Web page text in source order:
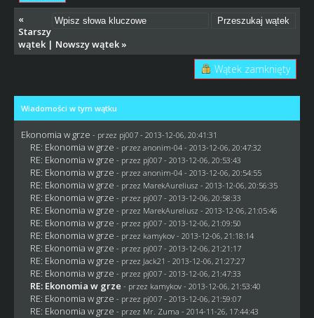
«
Starszy
wątek| Nowszy wątek»
Wątek zamknięty
Wiadomości w tym wątku
Ekonomia w grze - przez pj007- 2013-12-06, 20:41:31
RE: Ekonomia w grze - przez anonim-04 - 2013-12-06, 20:47:32
RE: Ekonomia w grze - przez pj007- 2013-12-06, 20:53:43
RE: Ekonomia w grze - przez anonim-04 - 2013-12-06, 20:54:55
RE: Ekonomia w grze - przez MarekAureliusz - 2013-12-06, 20:56:35
RE: Ekonomia w grze - przez pj007- 2013-12-06, 20:58:33
RE: Ekonomia w grze - przez MarekAureliusz - 2013-12-06, 21:05:46
RE: Ekonomia w grze - przez pj007- 2013-12-06, 21:09:50
RE: Ekonomia w grze - przez kamykov- 2013-12-06, 21:18:14
RE: Ekonomia w grze - przez pj007- 2013-12-06, 21:21:17
RE: Ekonomia w grze - przez Jack21 - 2013-12-06, 21:27:27
RE: Ekonomia w grze - przez pj007- 2013-12-06, 21:47:33
RE: Ekonomia w grze - przez kamykov- 2013-12-06, 21:53:40
RE: Ekonomia w grze - przez pj007- 2013-12-06, 21:59:07
RE: Ekonomia w grze - przez Mr. Zuma - 2014-11-26, 17:44:43